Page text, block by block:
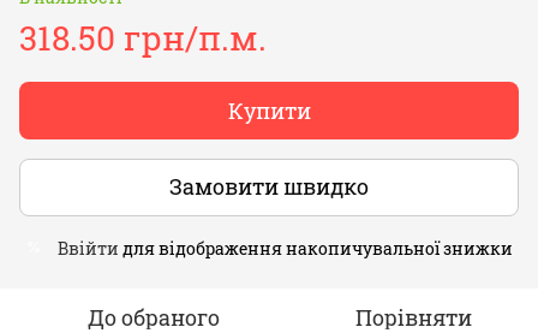
318.50 грн/п.м.
Купити
Замовити швидко
Ввійти для відображення накопичувальної знижки
До обраного Порівняти